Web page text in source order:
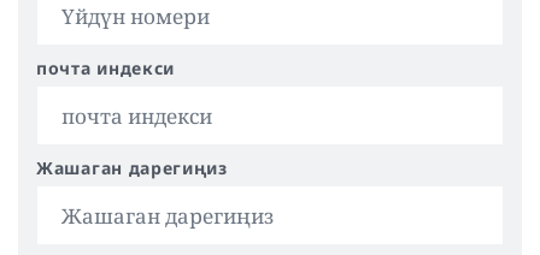
почта индекси
Жашаган дарегиңиз